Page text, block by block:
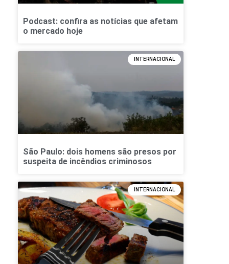
Podcast: confira as notícias que afetam
o mercado hoje
INTERNACIONAL
São Paulo: dois homens são presos por
suspeita de incêndios criminosos
INTERNACIONAL